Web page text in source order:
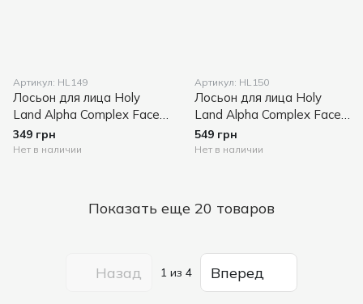
Артикул: HL149
Лосьон для лица Holy
Land Alpha Complex Face
Lotion 30мл (на разлив )
349 грн
Нет в наличии
Артикул: HL150
Лосьон для лица Holy
Land Alpha Complex Face
Lotion 50мл (на разлив )
549 грн
Нет в наличии
Показать еще 20 товаров
Назад 1 из 4 Вперед